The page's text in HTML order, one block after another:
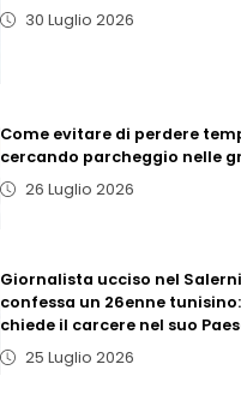
30 Luglio 2026
Come evitare di perdere
cercando parcheggio nelle
26 Luglio 2026
Giornalista ucciso nel
confessa un 26enne
chiede il carcere nel suo
25 Luglio 2026